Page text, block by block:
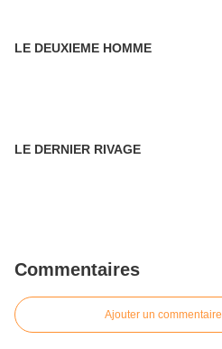
LE DEUXIEME HOMME
LE DERNIER RIVAGE
Commentaires
Ajouter un commentaire